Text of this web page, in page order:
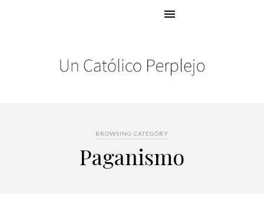
BROWSING CATEGORY
Paganismo